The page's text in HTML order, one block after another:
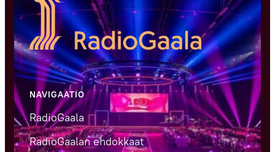
NAVIGAATIO
RadioGaala
RadioGaalan ehdokkaat